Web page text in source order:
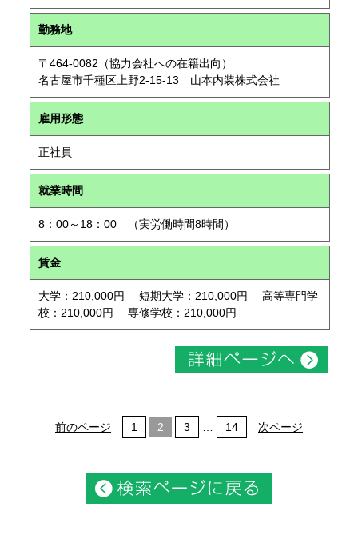
勤務地
〒464-0082（協力会社への在籍出向）
名古屋市千種区上野2-15-13 山本内装株式会社
雇用形態
正社員
就業時間
8：00～18：00 （実労働時間8時間）
賃金
大学：210,000円 短期大学：210,000円 高等専門学
校：210,000円 専修学校：210,000円
前のページ 1 2 3 14 次ページ